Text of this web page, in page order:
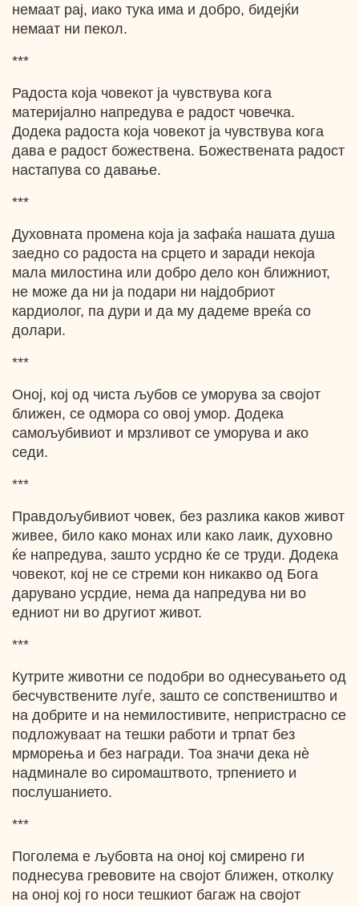
немаат рај, иако тука има и добро, бидејќи
немаат ни пекол.
***
Радоста која човекот ја чувствува кога
материјално напредува е радост човечка.
Додека радоста која човекот ја чувствува кога
дава е радост божествена. Божествената радост
настапува со давање.
***
Духовната промена која ја зафаќа нашата душа
заедно со радоста на срцето и заради некоја
мала милостина или добро дело кон ближниот,
не може да ни ја подари ни најдобриот
кардиолог, па дури и да му дадеме вреќа со
долари.
***
Оној, кој од чиста љубов се уморува за својот
ближен, се одмора со овој умор. Додека
самољубивиот и мрзливот се уморува и ако
седи.
***
Правдољубивиот човек, без разлика каков живот
живее, било како монах или како лаик, духовно
ќе напредува, зашто усрдно ќе се труди. Додека
човекот, кој не се стреми кон никакво од Бога
дарувано усрдие, нема да напредува ни во
едниот ни во другиот живот.
***
Кутрите животни се подобри во однесувањето од
бесчувствените луѓе, зашто се сопствеништво и
на добрите и на немилостивите, непристрасно се
подложуваат на тешки работи и трпат без
мрморења и без награди. Тоа значи дека нѐ
надминале во сиромаштвото, трпението и
послушанието.
***
Поголема е љубовта на оној кој смирено ги
поднесува гревовите на својот ближен, отколку
на оној кој го носи тешкиот багаж на својот